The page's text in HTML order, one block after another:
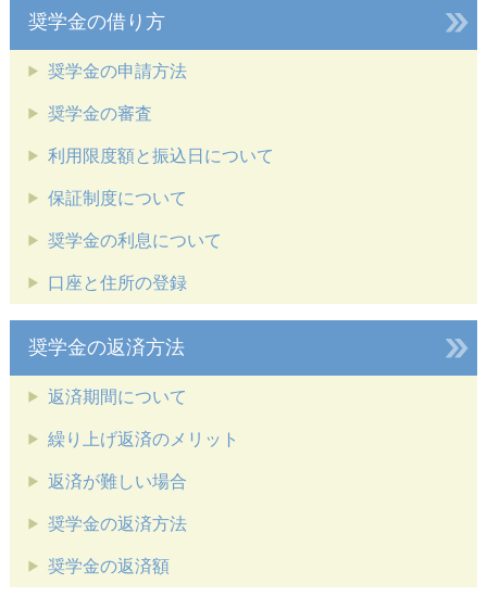
奨学金の借り方
奨学金の申請方法
奨学金の審査
利用限度額と振込日について
保証制度について
奨学金の利息について
口座と住所の登録
奨学金の返済方法
返済期間について
繰り上げ返済のメリット
返済が難しい場合
奨学金の返済方法
奨学金の返済額